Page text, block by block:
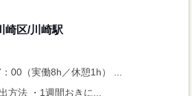
崎区/川崎駅
00（実働8h／休憩1h） ...
方法 ・1週間おきに...